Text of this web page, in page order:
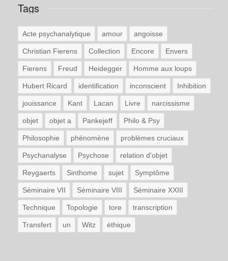
Tags
Acte psychanalytique amour angoisse
Christian Fierens Collection Encore Envers
Fierens Freud Heidegger Homme aux loups
Hubert Ricard identification inconscient Inhibition
jouissance Kant Lacan Livre narcissisme
objet objet a Pankejeff Philo & Psy
Philosophie phénomène problèmes cruciaux
Psychanalyse Psychose relation d'objet
Reygaerts Sinthome sujet Symptôme
Séminaire VII Séminaire VIII Séminaire XXIII
Technique Topologie tore transcription
Transfert un Witz éthique